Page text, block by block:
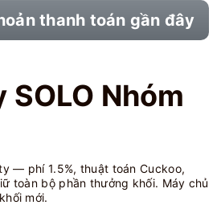
thanh toán gần đây
Nhóm
— phí 1.5%, thuật toán Cuckoo,
toàn bộ phần thưởng khối. Máy chủ
mới.